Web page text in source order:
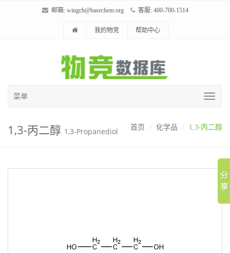
邮箱: wingch@basechem.org 客服: 400-700-1514
我的物竞 帮助中心
菜单
1,3-丙二醇 1,3-Propanediol 首页 化学品 1,3-丙二醇